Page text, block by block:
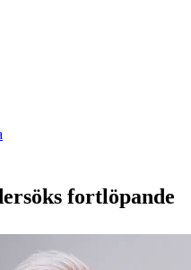
fortlöpande